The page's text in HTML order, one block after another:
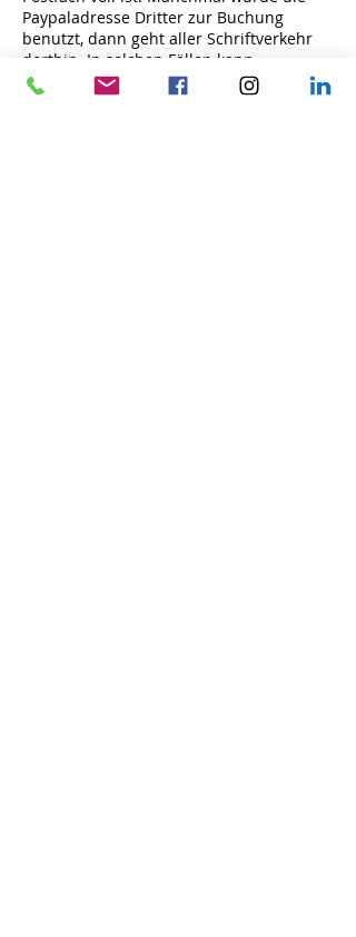
Paypaladresse Dritter zur Buchung
benutzt, dann geht aller Schriftverkehr
dorthin. In solchen Fällen kann
"Zertifikatsverlust" gebucht werden.